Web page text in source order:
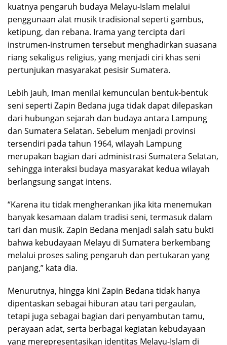
kuatnya pengaruh budaya Melayu-Islam melalui
penggunaan alat musik tradisional seperti gambus,
ketipung, dan rebana. Irama yang tercipta dari
instrumen-instrumen tersebut menghadirkan suasana
riang sekaligus religius, yang menjadi ciri khas seni
pertunjukan masyarakat pesisir Sumatera.
Lebih jauh, Iman menilai kemunculan bentuk-bentuk
seni seperti Zapin Bedana juga tidak dapat dilepaskan
dari hubungan sejarah dan budaya antara Lampung
dan Sumatera Selatan. Sebelum menjadi provinsi
tersendiri pada tahun 1964, wilayah Lampung
merupakan bagian dari administrasi Sumatera Selatan,
sehingga interaksi budaya masyarakat kedua wilayah
berlangsung sangat intens.
“Karena itu tidak mengherankan jika kita menemukan
banyak kesamaan dalam tradisi seni, termasuk dalam
tari dan musik. Zapin Bedana menjadi salah satu bukti
bahwa kebudayaan Melayu di Sumatera berkembang
melalui proses saling pengaruh dan pertukaran yang
panjang,” kata dia.
Menurutnya, hingga kini Zapin Bedana tidak hanya
dipentaskan sebagai hiburan atau tari pergaulan,
tetapi juga sebagai bagian dari penyambutan tamu,
perayaan adat, serta berbagai kegiatan kebudayaan
yang merepresentasikan identitas Melayu-Islam di